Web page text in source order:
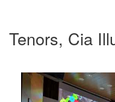
Tenors, Cia